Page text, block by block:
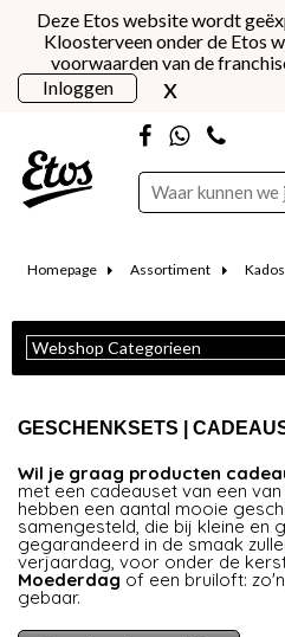
Deze Etos website wordt
Kloosterveen onder de Etos
voorwaarden van de
Inloggen
x
Homepage Assortiment
GESCHENKSETS |
Wil je graag producten
met een cadeauset van een
hebben een aantal mooie
samengesteld, die bij kleine en
gegarandeerd in de smaak
verjaardag, voor onder de
Moederdag of een bruiloft:
gebaar.